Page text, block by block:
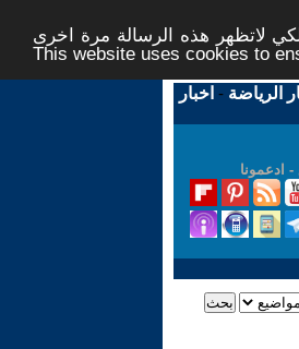
لاتظهر هذه الرسالة مرة اخرى -
This website uses cookies to
الرياضة - اخبار
- ادعمونا